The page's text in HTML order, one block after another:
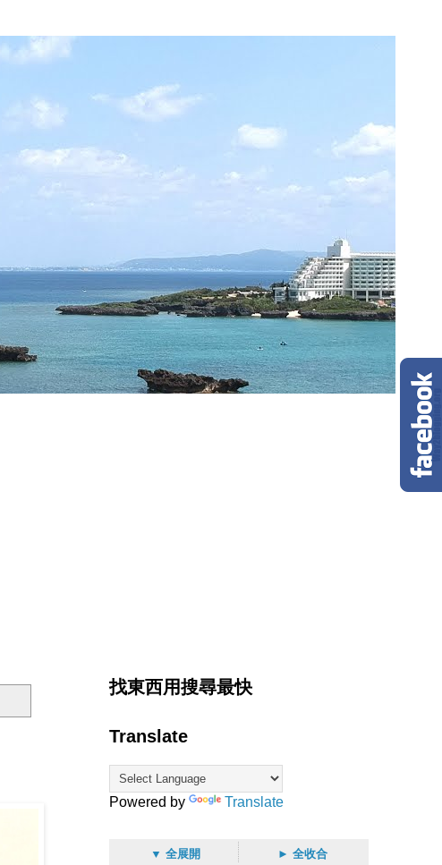
找東西用搜尋最快
Translate
Powered by Translate
▼ 全展開 ► 全收合